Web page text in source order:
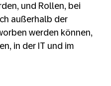
und Rollen, bei
außerhalb der
werden können,
in der IT und im